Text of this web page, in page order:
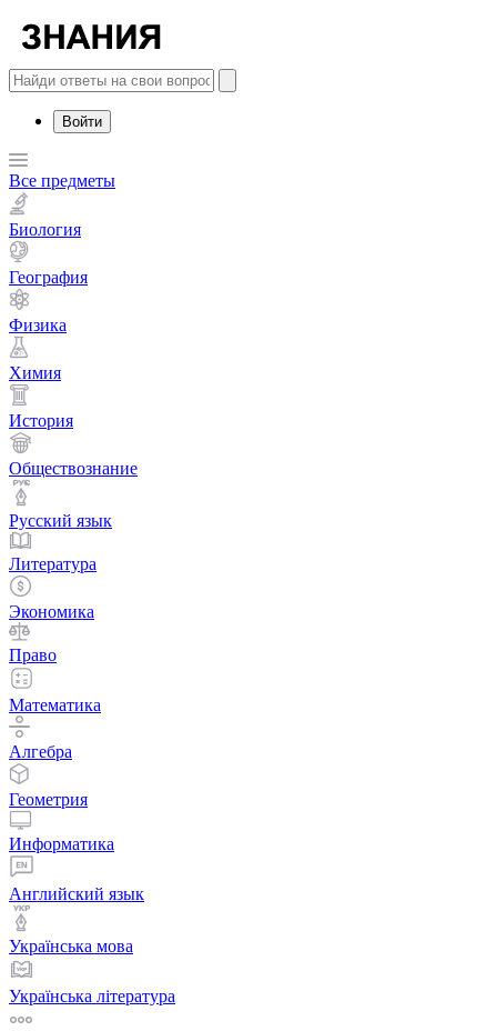
Войти
Все предметы
Биология
География
Физика
Химия
История
Обществознание
Русский язык
Литература
Экономика
Право
Математика
Алгебра
Геометрия
Информатика
Английский язык
Українська мова
Українська література